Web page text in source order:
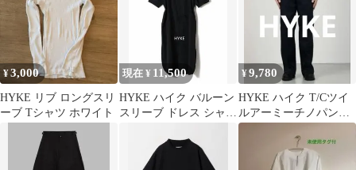
¥3,000
HYKE リブ ロングスリ
ーブ Tシャツ ホワイト
現在 ¥ 11,500
HYKE ハイク バルーン
スリーブ ドレス シャツ
¥9,780
HYKE ハイク T/Cツイ
ルアーミーチノパンツ
ネイビー 4